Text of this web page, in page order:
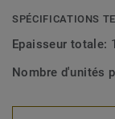
SPÉCIFICATIONS
Epaisseur totale:
Nombre d'unités